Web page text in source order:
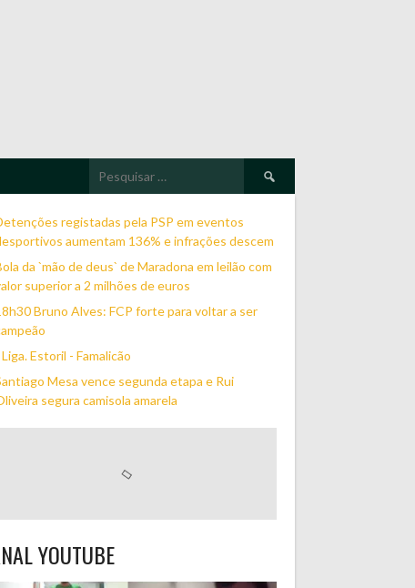
Pesquisar
por:
registadas pela PSP em eventos
aumentam 136% e infrações descem
da `mão de deus` de Maradona em leilão com
superior a 2 milhões de euros
Bruno Alves: FCP forte para voltar a ser
Estoril - Famalicão
Mesa vence segunda etapa e Rui
segura camisola amarela
YOUTUBE